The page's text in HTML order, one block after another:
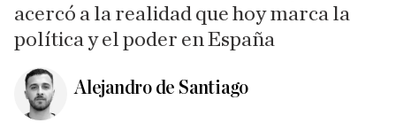
acercó a la realidad que hoy marca la
política y el poder en España
Alejandro de Santiago